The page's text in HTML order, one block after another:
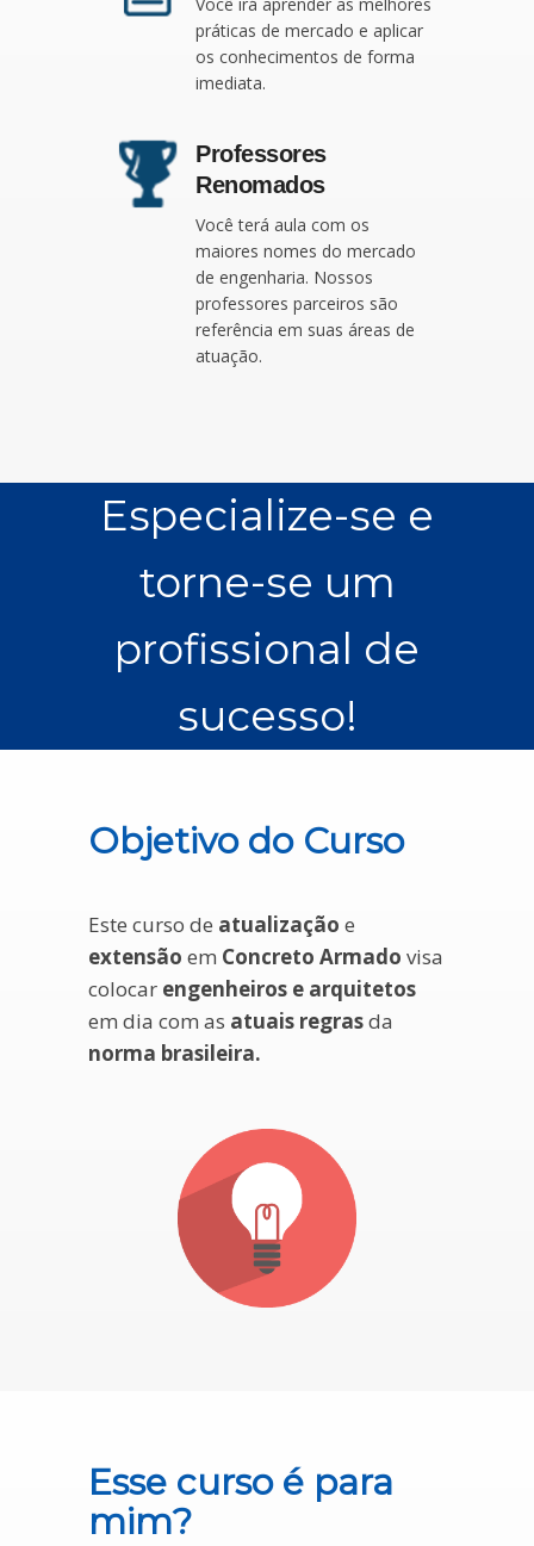
Você irá aprender as melhores
práticas de mercado e aplicar
os conhecimentos de forma
imediata.
Professores
Renomados
Você terá aula com os
maiores nomes do mercado
de engenharia. Nossos
professores parceiros são
referência em suas áreas de
atuação.
Especialize-se e
torne-se um
profissional de
sucesso!
Objetivo do Curso
Este curso de atualização e
extensão em Concreto Armado visa
colocar engenheiros e arquitetos
em dia com as atuais regrasda
norma brasileira.
Esse curso é para
mim?